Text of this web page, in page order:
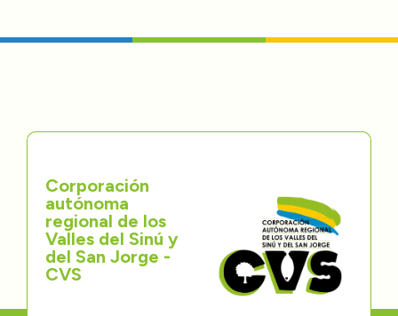
Transparencia
Participa
Trámites y Servicios
Contáctenos
Corporación
autónoma
regional de los
Valles del Sinú y
del San Jorge -
CVS